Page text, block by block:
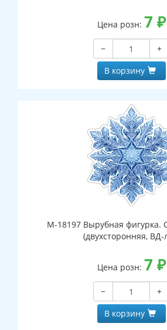
Цена розн: 7 ₽
−
+
В корзину
М-18197 Вырубная фигурка.
(двухсторонняя, ВД-
Цена розн: 7 ₽
−
+
В корзину